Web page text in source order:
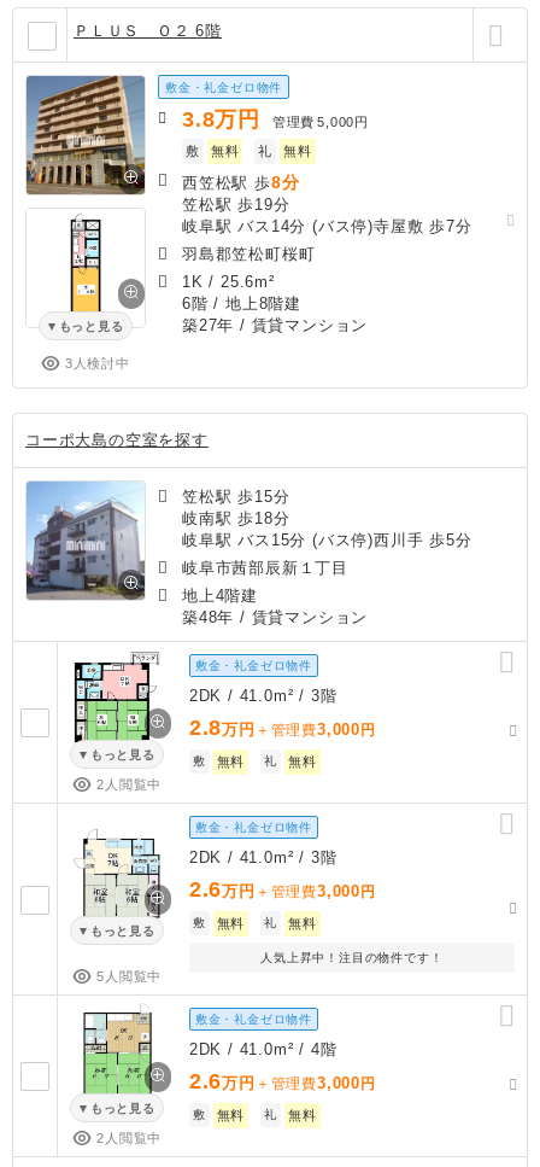
ＰＬＵＳ Ｏ２ 6階
もっと見る
3人検討中
敷金・礼金ゼロ物件
3.8万円 管理費 5,000円
敷
無料 礼 無料
西笠松駅 歩8分
笠松駅 歩19分
岐阜駅 バス14分 (バス停)寺屋敷 歩7分
羽島郡笠松町桜町
1K / 25.6m²
6階 / 地上8階建
築27年 / 賃貸マンション
コーポ大島の空室を探す
笠松駅 歩15分
岐南駅 歩18分
岐阜駅 バス15分 (バス停)西川手 歩5分
岐阜市茜部辰新１丁目
地上4階建
築48年 / 賃貸マンション
もっと見る
2人閲覧中
敷金・礼金ゼロ物件
2DK / 41.0m² / 3階
2.8万円 ＋管理費3,000 円
敷 無料 礼 無料
もっと見る
5人閲覧中
敷金・礼金ゼロ物件
2DK / 41.0m² / 3階
2.6万円 ＋管理費3,000 円
敷 無料 礼 無料
人気上昇中！注目の物件です！
もっと見る
2人閲覧中
敷金・礼金ゼロ物件
2DK / 41.0m² / 4階
2.6万円 ＋管理費3,000 円
敷 無料 礼 無料